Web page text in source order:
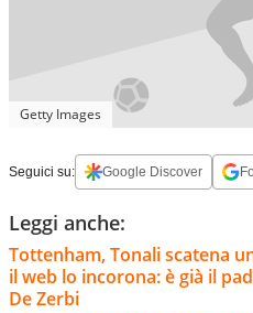
Getty Images
Seguici su: Google Discover
Leggi anche:
Tottenham, Tonali scatena
il web lo incorona: è già il
De Zerbi